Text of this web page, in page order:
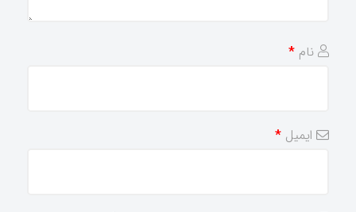
نام *
ایمیل *